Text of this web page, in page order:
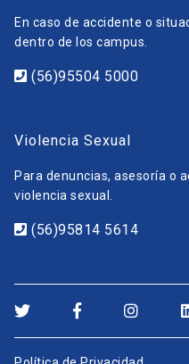
En caso de accidente o
dentro de los campus.
(56)95504 5000
Violencia Sexual
Para denuncias, asesoría o
violencia sexual.
(56)95814 5614